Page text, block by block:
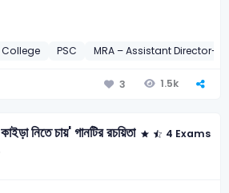
College PSC MRA – Assistant Director-
3 1.5k
নিতে চায়' গানটির রচয়িতা
4 Exams